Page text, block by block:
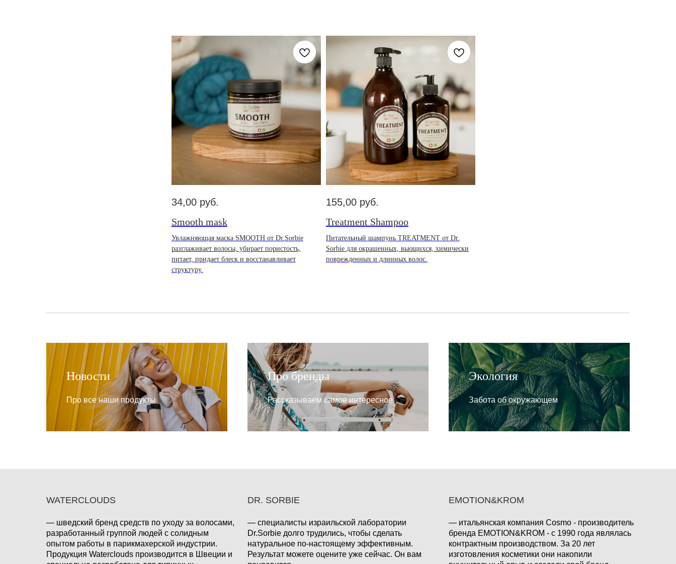
34,00 руб.
Smooth mask
Увлажняющая маска SMOOTH от Dr.Sorbie
разглаживает волосы, убирает пористость,
питает, придает блеск и восстанавливает
структуру.
155,00 руб.
Treatment Shampoo
Питательный шампунь TREATMENT от Dr.
Sorbie для окрашенных, вьющихся, химически
поврежденных и длинных волос.
Новости
Про все наши продукты
Про бренды
Рассказываем самое интересное
Экология
Забота об окружающем
WATERCLOUDS
— шведский бренд средств по уходу за волосами,
разработанный группой людей с солидным
опытом работы в парикмахерской индустрии.
Продукция Waterclouds производится в Швеции и
DR. SORBIE
— специалисты израильской лаборатории
Dr.Sorbie долго трудились, чтобы сделать
натуральное по-настоящему эффективным.
Результат можете оцените уже сейчас. Он вам
— итальянская компания Cosmo - производитель
бренда EMOTION&KROM - с 1990 года являлась
контрактным производством. За 20 лет
изготовления косметики они накопили
EMOTION&KROM